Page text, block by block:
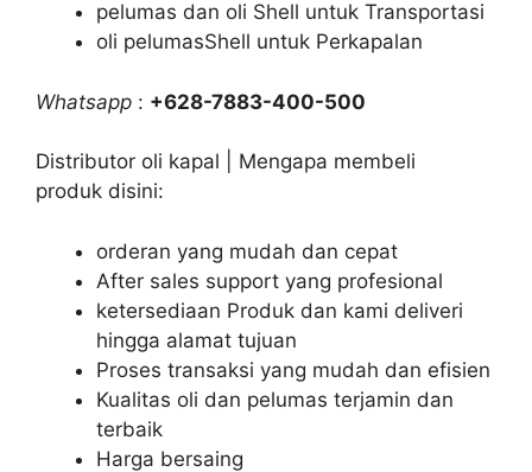
pelumas dan oli Shell untuk Transportasi
oli pelumasShell untuk Perkapalan
Whatsapp : +628-7883-400-500
Distributor oli kapal | Mengapa membeli
produk disini:
orderan yang mudah dan cepat
After sales support yang profesional
ketersediaan Produk dan kami deliveri
hingga alamat tujuan
Proses transaksi yang mudah dan efisien
Kualitas oli dan pelumas terjamin dan
terbaik
Harga bersaing